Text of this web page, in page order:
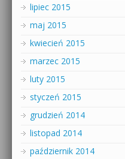
lipiec 2015
maj 2015
kwiecień 2015
marzec 2015
luty 2015
styczeń 2015
grudzień 2014
listopad 2014
październik 2014